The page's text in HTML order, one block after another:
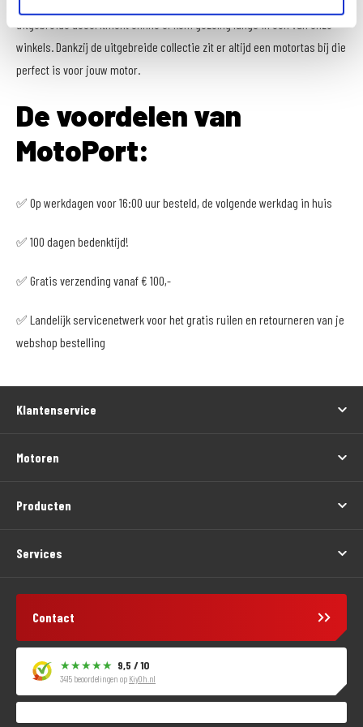
uitgebreide assoritment online of kom gezellig langs in een van onze
winkels. Dankzij de uitgebreide collectie zit er altijd een motortas bij die
perfect is voor jouw motor.
De voordelen van
MotoPort:
✅ Op werkdagen voor 16:00 uur besteld, de volgende werkdag in huis
✅ 100 dagen bedenktijd!
✅ Gratis verzending vanaf € 100,-
✅ Landelijk servicenetwerk voor het gratis ruilen en retourneren van je
webshop bestelling
Klantenservice
Motoren
Producten
Services
Contact
9,5 / 10
3415 beoordelingen op KiyOh.nl